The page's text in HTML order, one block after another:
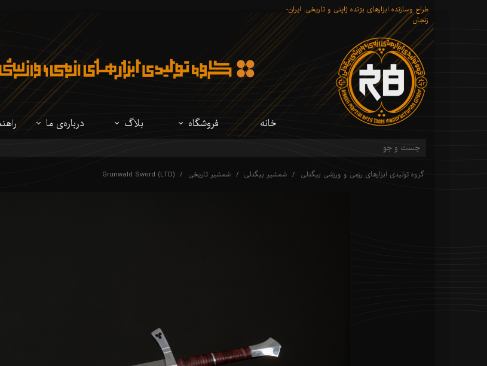
طراح وسازنده ابزارهای برّنده ژاپنی و تاریخی. ایران-
زنجان
خانه
فروشگاه
شمشیر ژاپنی
بلاگ
ویدئو
درباره‌ی ما
گروه تولیدی ابزارهای رزمی و ورزشی بیگدلی شمشیر بیگدلی شمشیر تاریخی Grunwald Sword (LTD)